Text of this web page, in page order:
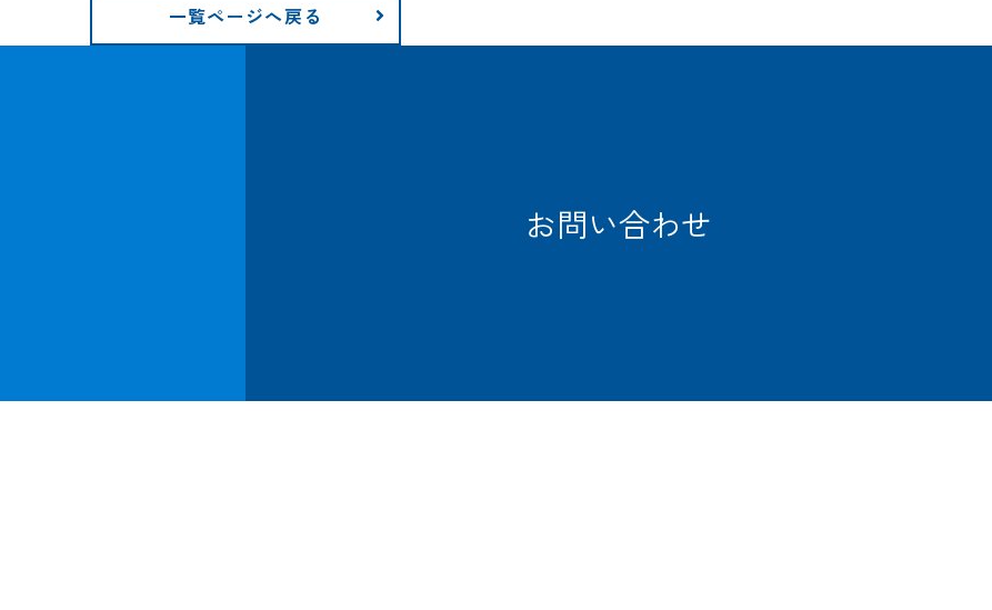
一覧ページへ戻る
お問い合わせ